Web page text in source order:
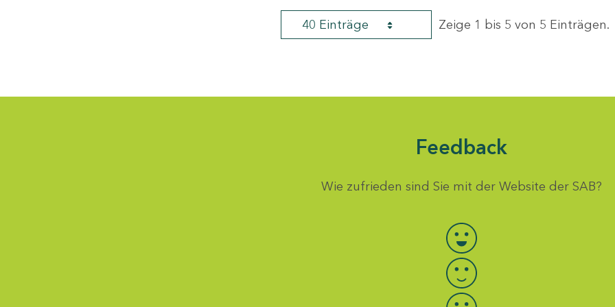
40 Einträge Zeige 1 bis 5 von 5 Einträgen.
Feedback
Wie zufrieden sind Sie mit der Website der SAB?
Bewertung auswählen